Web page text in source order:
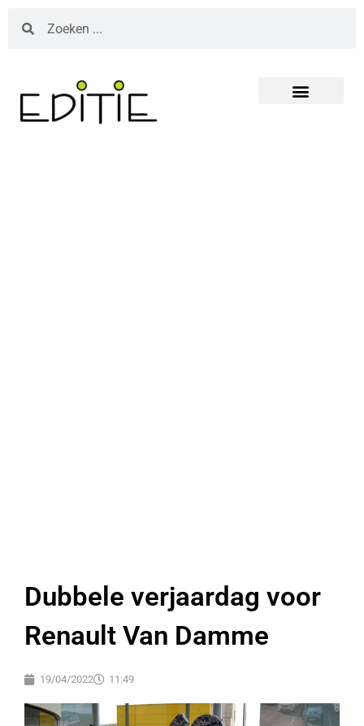
Dubbele verjaardag voor
Renault Van Damme
19/04/2022 11:49